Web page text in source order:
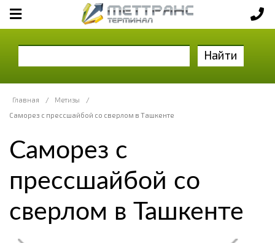
Найти
Главная / Метизы
/
Саморез с прессшайбой со сверлом в Ташкенте
Саморез с
прессшайбой со
сверлом в Ташкенте